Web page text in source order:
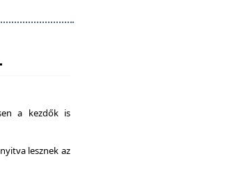
a kezdők is
lesznek az